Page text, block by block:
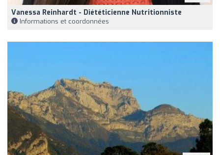
Vanessa Reinhardt - Diététicienne Nutritionniste
Informations et coordonnées